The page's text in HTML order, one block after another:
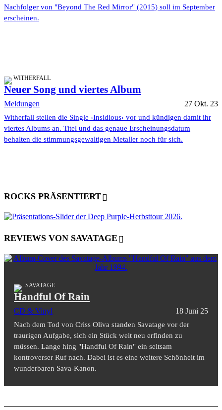
Nachfolger von "Beyond The Red Mirror" (2015) soll im September
erscheinen.
WITHERFALL
Neuer Song und viertes Album
Meldungen 27 Okt. 23
Witherfall stellen die Single ›Insidious‹ vor und kündigen damit ihr
viertes Albums an. Titel und das genaue Erscheinungsdatum
behalten die stimmungsgewaltigen Metaller noch für sich.
ROCKS PRÄSENTIERT
REVIEWS VON SAVATAGE
SAVATAGE
Handful Of Rain
CD & Vinyl 18 Juni 25
Nach dem Tod von Criss Oliva standen Savatage vor der
traurigen Aufgabe, sich ein Stück weit neu erfinden zu
müssen. Lange hing "Handful Of Rain" ein seltsam
kontroverser Ruf nach. Dabei ist es eine weitere Schönheit im
wunderbaren Sava-Kanon.